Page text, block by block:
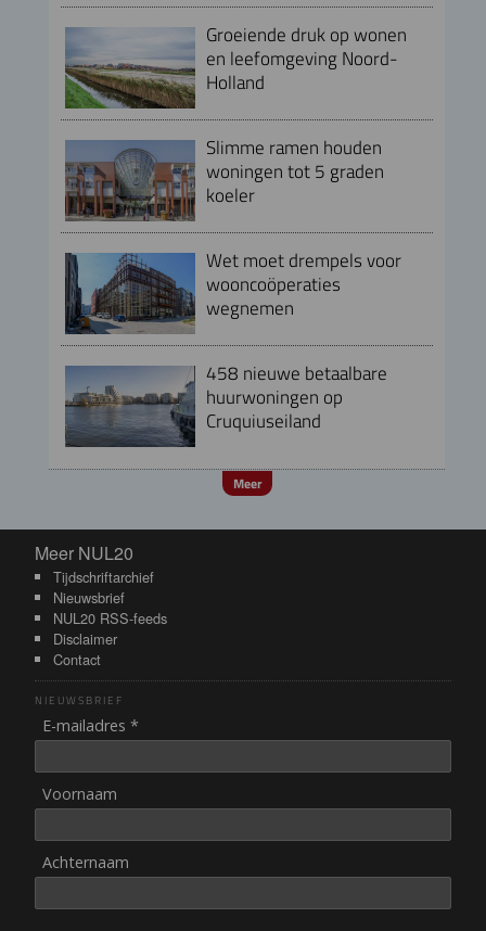
Groeiende druk op wonen
en leefomgeving Noord-
Holland
Slimme ramen houden
woningen tot 5 graden
koeler
Wet moet drempels voor
wooncoöperaties
wegnemen
458 nieuwe betaalbare
huurwoningen op
Cruquiuseiland
Meer
Meer NUL20
Meer NUL20
Tijdschriftarchief
Nieuwsbrief
NUL20 RSS-feeds
Disclaimer
Contact
NIEUWSBRIEF
E-mailadres *
Voornaam
Achternaam